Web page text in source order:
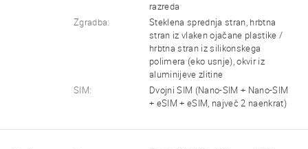
razreda
Zgradba:
Steklena sprednja stran, hrbtna
stran iz vlaken ojačane plastike /
hrbtna stran iz silikonskega
polimera (eko usnje), okvir iz
aluminijeve zlitine
SIM:
Dvojni SIM (Nano-SIM + Nano-SIM
+ eSIM + eSIM, največ 2 naenkrat)